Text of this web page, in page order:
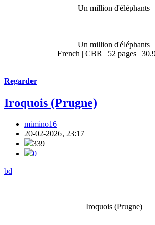
Un million d'éléphants
Un million d'éléphants
French | CBR | 52 pages |
Regarder
Iroquois (Prugne)
mimino16
20-02-2026, 23:17
339
0
bd
Iroquois (Prugne)